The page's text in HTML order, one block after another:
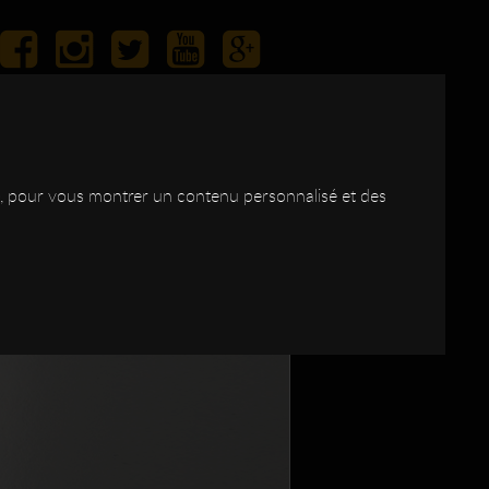
pour vous montrer un contenu personnalisé et des